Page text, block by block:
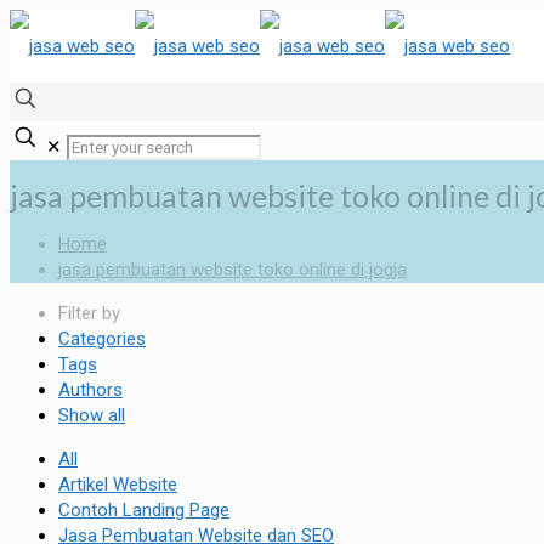
✕
jasa pembuatan website toko online di
Home
jasa pembuatan website toko online di jogja
Filter by
Categories
Tags
Authors
Show all
All
Artikel Website
Contoh Landing Page
Jasa Pembuatan Website dan SEO